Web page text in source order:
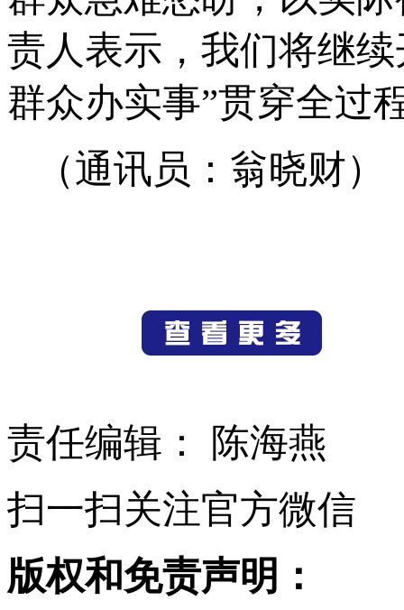
责人表示，我们将继
群众办实事”贯穿全过
（通讯员：翁晓财）
责任编辑： 陈海燕
扫一扫关注官方微信
版权和免责声明：